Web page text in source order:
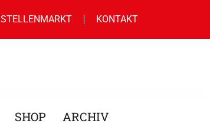
STELLENMARKT KONTAKT
SHOP ARCHIV